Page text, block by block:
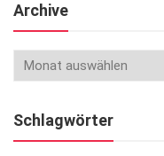
Archive
Schlagwörter